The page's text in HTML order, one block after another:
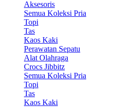
Aksesoris
Semua Koleksi Pria
Topi
Tas
Kaos Kaki
Perawatan Sepatu
Alat Olahraga
Crocs Jibbitz
Semua Koleksi Pria
Topi
Tas
Kaos Kaki